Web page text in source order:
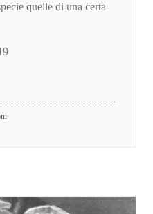
quelle di una certa